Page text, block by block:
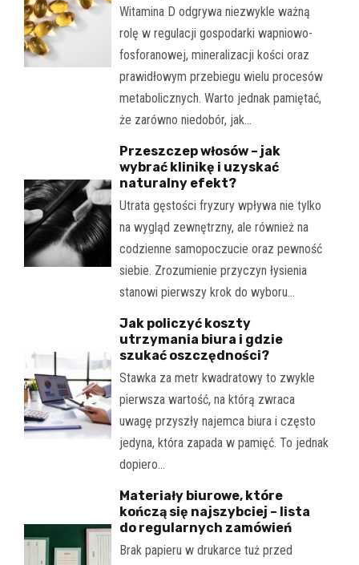
Witamina D odgrywa niezwykle ważną
rolę w regulacji gospodarki wapniowo-
fosforanowej, mineralizacji kości oraz
prawidłowym przebiegu wielu procesów
metabolicznych. Warto jednak pamiętać,
że zarówno niedobór, jak…
Przeszczep włosów – jak
wybrać klinikę i uzyskać
naturalny efekt?
Utrata gęstości fryzury wpływa nie tylko
na wygląd zewnętrzny, ale również na
codzienne samopoczucie oraz pewność
siebie. Zrozumienie przyczyn łysienia
stanowi pierwszy krok do wyboru…
Jak policzyć koszty
utrzymania biura i gdzie
szukać oszczędności?
Stawka za metr kwadratowy to zwykle
pierwsza wartość, na którą zwraca
uwagę przyszły najemca biura i często
jedyna, która zapada w pamięć. To jednak
dopiero…
Materiały biurowe, które
kończą się najszybciej – lista
do regularnych zamówień
Brak papieru w drukarce tuż przed